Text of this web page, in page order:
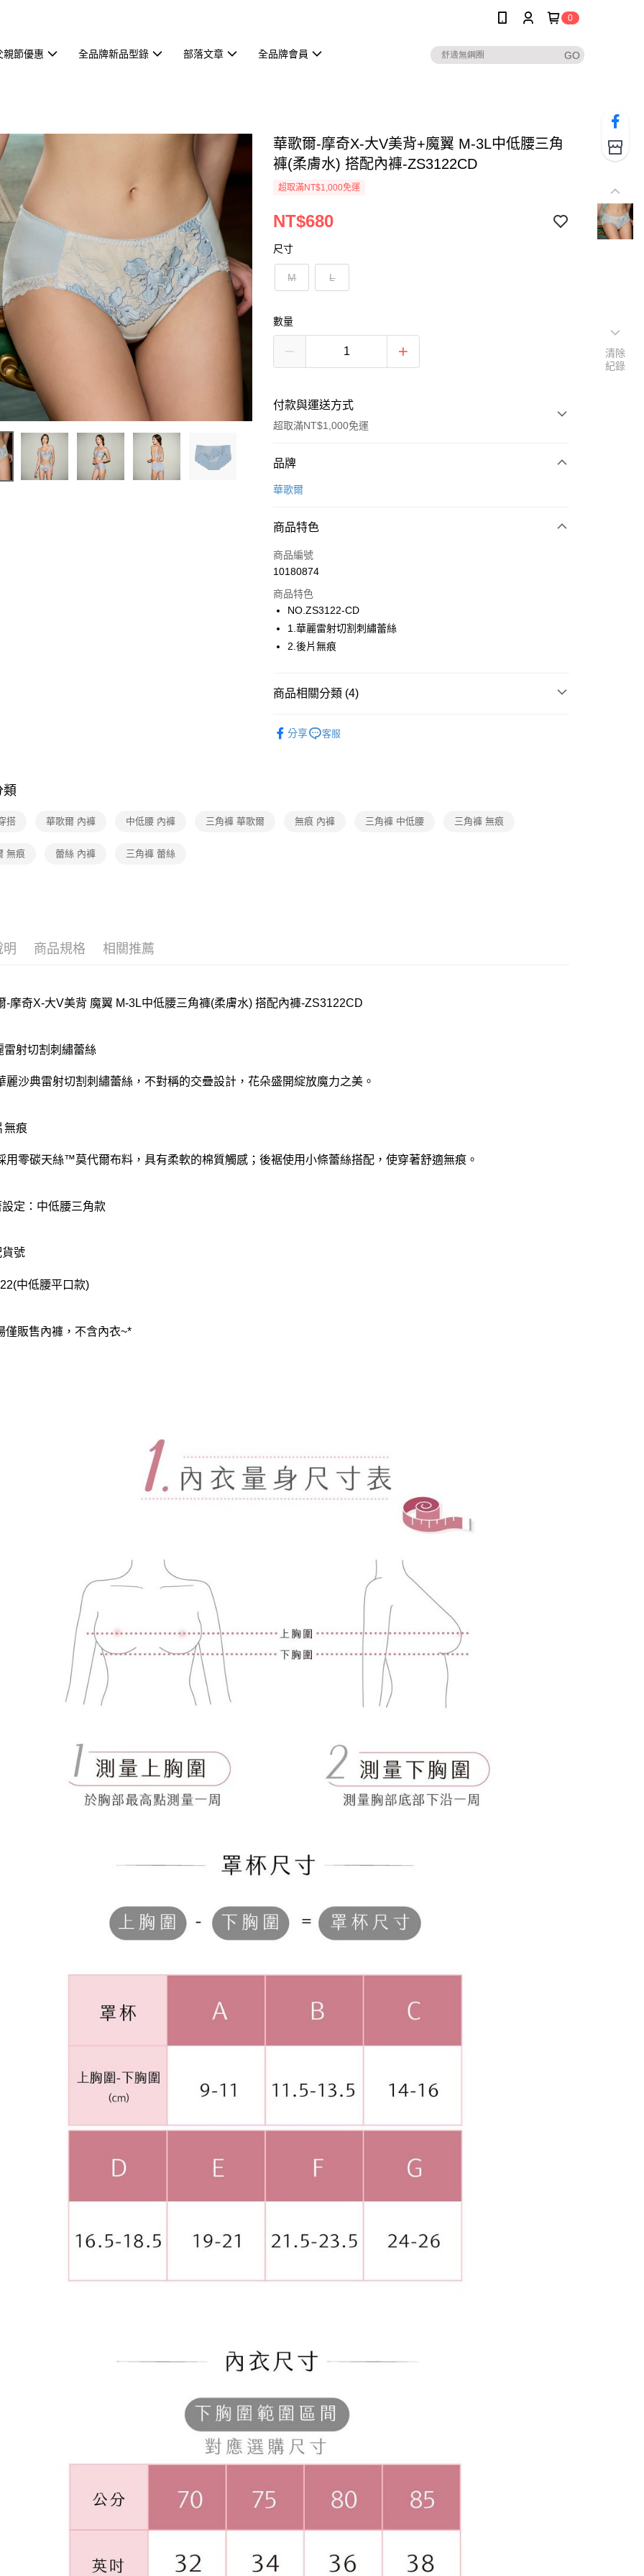
0
親節優惠 全品牌新品型錄 部落文章 全品牌會員
華歌爾-摩奇X-大V美背+魔翼 M-3L中低腰三角
褲(柔膚水) 搭配內褲-ZS3122CD
超取滿NT$1,000免運
NT$680
尺寸
M L
數量
付款與運送方式
超取滿NT$1,000免運
付款方式
信用卡一次付款
街口支付
ATM付款
運送方式
每筆NT$80，滿NT$1,000(含以上)免運費
每筆NT$80，滿NT$1,000(含以上)免運費
每筆NT$80，滿NT$1,000(含以上)免運費
品牌
華歌爾
商品特色
商品編號
10180874
商品特色
NO.ZS3122-CD
1.華麗雷射切割刺繡蕾絲
2.後片無痕
商品相關分類 (4)
分享 客服
類
搭 華歌爾 內褲 中低腰 內褲 三角褲 華歌爾 無痕 內褲 三角褲 中低腰 三角褲 無痕
無痕 蕾絲 內褲 三角褲 蕾絲
明 商品規格 相關推薦
-摩奇X-大V美背 魔翼 M-3L中低腰三角褲(柔膚水) 搭配內褲-ZS3122CD
雷射切割刺繡蕾絲
麗沙典雷射切割刺繡蕾絲，不對稱的交疊設計，花朵盛開綻放魔力之美。
無痕
用零碳天絲™莫代爾布料，具有柔軟的棉質觸感；後裾使用小條蕾絲搭配，使穿著舒適無痕。
定：中低腰三角款
號
中低腰平口款)
僅販售內褲，不含內衣~*
清除
紀錄